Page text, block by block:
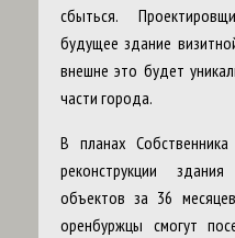
сбыться.
будущее здание
внешне это будет
части города.
В планах
реконструкции
объектов за 36
оренбуржцы смогут